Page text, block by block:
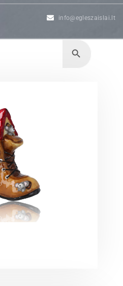
info@egleszaislai.lt